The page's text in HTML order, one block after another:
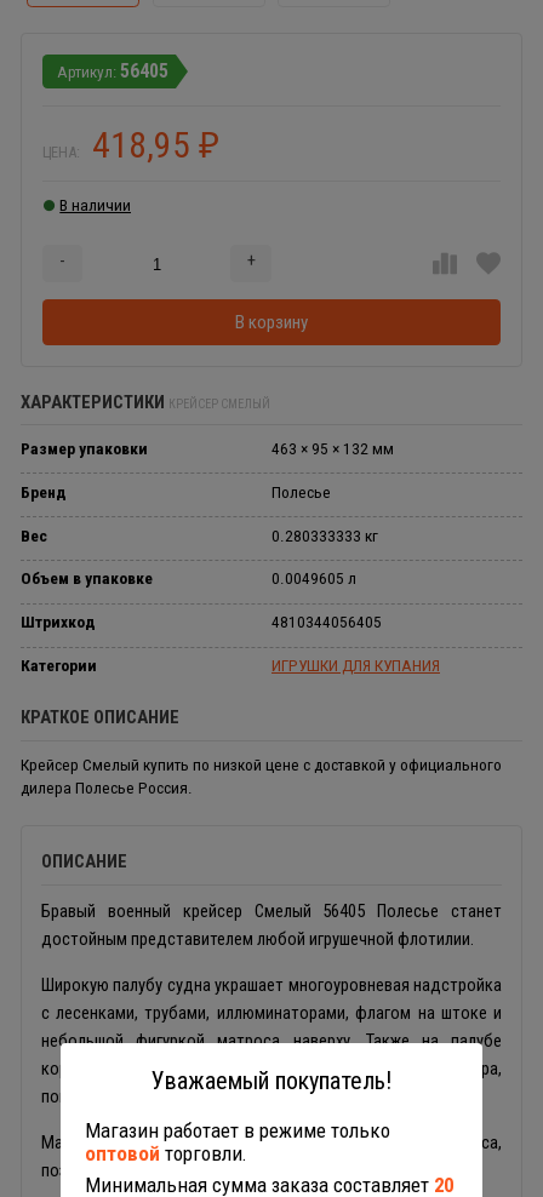
56405
ЦЕНА: 418,95 ₽
В наличии
- +
В корзину
ХАРАКТЕРИСТИКИ КРЕЙСЕР СМЕЛЫЙ
Размер упаковки 463 × 95 × 132 мм
Бренд Полесье
Вес 0.280333333 кг
Объем в упаковке 0.0049605 л
Штрихкод 4810344056405
Категории ИГРУШКИ ДЛЯ КУПАНИЯ
КРАТКОЕ ОПИСАНИЕ
Крейсер Смелый купить по низкой цене с доставкой у официального
дилера Полесье Россия.
ОПИСАНИЕ
Бравый военный крейсер Смелый 56405 Полесье станет
достойным представителем любой игрушечной флотилии.
Широкую палубу судна украшает многоуровневая надстройка
с лесенками, трубами, иллюминаторами, флагом на штоке и
небольшой фигуркой матроса наверху. Также на палубе
корабля расположены семь орудий самого разного калибра,
поворачивающихся вокруг своей оси.
Малый вес и полая поверхность корпуса,
позволяет кораблику Полесье хорошо держатся на воде.
Уважаемый покупатель!
Магазин работает в режиме только
оптовой торговли.
Минимальная сумма заказа составляет 20